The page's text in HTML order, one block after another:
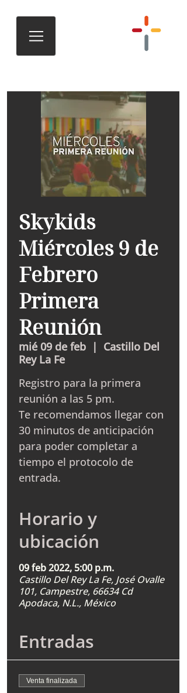
Skykids
Miércoles 9 de
Febrero
Primera
Reunión
mié 09 de feb
  |
Castillo Del
Rey La Fe
Registro para la primera
reunión a las 5 pm.
Te recomendamos llegar con
30 minutos de anticipación
para poder completar a
tiempo el protocolo de
entrada.
Horario y
ubicación
09 feb 2022, 5:00 p.m.
Castillo Del Rey La Fe, José Ovalle
101, Campestre, 66634 Cd
Apodaca, N.L., México
Entradas
Venta finalizada